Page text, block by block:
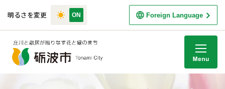
明るさを変更 Foreign Language